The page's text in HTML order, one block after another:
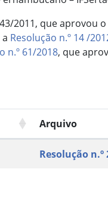
2011, que aprovou
Resolução n.º 14 /
n.º 61/2018, que
Arquivo
Resolução n.º